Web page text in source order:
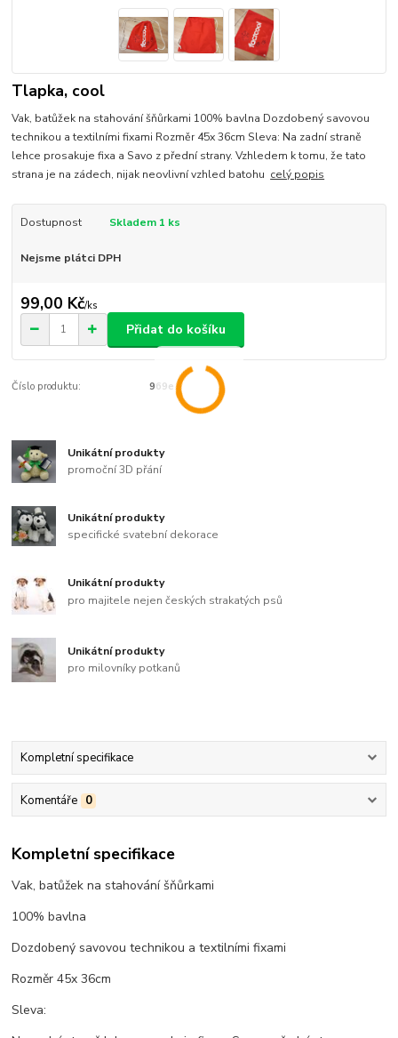
Tlapka, cool
Vak, batůžek na stahování šňůrkami 100% bavlna Dozdobený savovou
technikou a textilními fixami Rozměr 45x 36cm Sleva: Na zadní straně
lehce prosakuje fixa a Savo z přední strany. Vzhledem k tomu, že tato
strana je na zádech, nijak neovlivní vzhled batohu celý popis
Dostupnost Skladem 1 ks
Nejsme plátci DPH
99,00 Kč/ks
Přidat do košíku
Číslo produktu: 969e
Unikátní produkty
promoční 3D přání
Unikátní produkty
specifické svatební dekorace
Unikátní produkty
pro majitele nejen českých strakatých psů
Unikátní produkty
pro milovníky potkanů
Kompletní specifikace
Komentáře 0
Kompletní specifikace
Vak, batůžek na stahování šňůrkami
100% bavlna
Dozdobený savovou technikou a textilními fixami
Rozměr 45x 36cm
Sleva: